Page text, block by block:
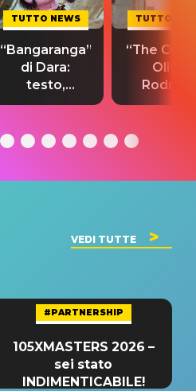
TUTTO NEWS
“Bangaranga”
di Dara:
testo,
traduzione e
del singolo
TUTTO
“The
Olivia
testo,
VEDI TUTTE
#PARTNERSHIP
105XMASTERS 2026 –
sei stato
INDIMENTICABILE!